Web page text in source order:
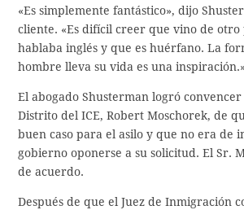
«Es simplemente fantástico», dijo
cliente. «Es difícil creer que vino de otro
hablaba inglés y que es huérfano. La
hombre lleva su vida es una
El abogado Shusterman logró
Distrito del ICE, Robert Moschorek, de
buen caso para el asilo y que no era de
gobierno oponerse a su solicitud. El Sr.
de acuerdo.
Después de que el Juez de Inmigración